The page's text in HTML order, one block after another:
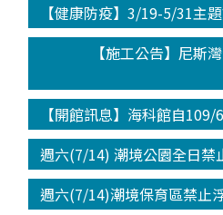
【健康防疫】3/19-5/31主
【施工公告】尼斯
【開館訊息】海科館自109/
週六(7/14) 潮境公園全日禁
週六(7/14)潮境保育區禁止